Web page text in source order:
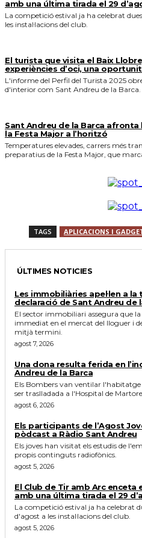
amb una última tirada el 29
La competició estival ja ha celebrat
les instal·lacions del club.
El turista que visita el Baix
experiències d’oci, una
L'informe del Perfil del Turista 2025
d'interior com Sant Andreu de la Barca.
Sant Andreu de la Barca
la Festa Major a l’horitzó
Temperatures elevades, carrers més
preparatius de la Festa Major, que
TAGS APLICACIONS I
ÚLTIMES NOTICIES
Les immobiliàries apel·len a
declaració de Sant Andreu de
El sector immobiliari assegura que
immediat en el mercat del lloguer i
mitjà termini.
agost 7, 2026
Una dona resulta ferida en
Andreu de la Barca
Els Bombers van ventilar l'habitatge
ser traslladada a l'Hospital de
agost 6, 2026
Els participants de l’Agost
pòdcast a Ràdio Sant Andreu
Els joves han visitat els estudis de
propis continguts radiofònics.
agost 5, 2026
El Club de Tir amb Arc
amb una última tirada el 29
La competició estival ja ha celebrat
d'agost a les instal·lacions del club.
agost 5, 2026